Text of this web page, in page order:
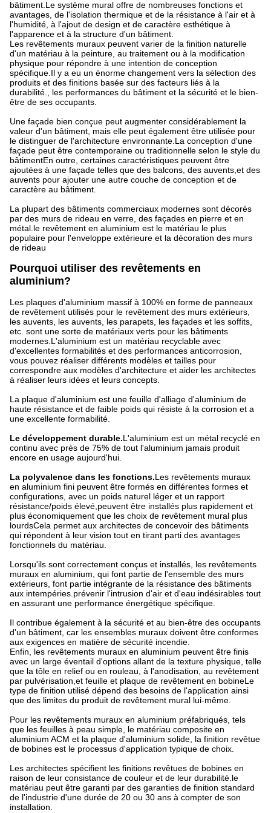
bâtiment.Le système mural offre de nombreuses fonctions et
avantages, de l'isolation thermique et de la résistance à l'air et à
l'humidité, à l'ajout de design et de caractère esthétique à
l'apparence et à la structure d'un bâtiment.
Les revêtements muraux peuvent varier de la finition naturelle
d'un matériau à la peinture, au traitement ou à la modification
physique pour répondre à une intention de conception
spécifique.Il y a eu un énorme changement vers la sélection des
produits et des finitions basée sur des facteurs liés à la
durabilité., les performances du bâtiment et la sécurité et le bien-
être de ses occupants.
Une façade bien conçue peut augmenter considérablement la
valeur d'un bâtiment, mais elle peut également être utilisée pour
le distinguer de l'architecture environnante.La conception d'une
façade peut être contemporaine ou traditionnelle selon le style du
bâtimentEn outre, certaines caractéristiques peuvent être
ajoutées à une façade telles que des balcons, des auvents,et des
auvents pour ajouter une autre couche de conception et de
caractère au bâtiment.
La plupart des bâtiments commerciaux modernes sont décorés
par des murs de rideau en verre, des façades en pierre et en
métal.le revêtement en aluminium est le matériau le plus
populaire pour l'enveloppe extérieure et la décoration des murs
de rideau
Pourquoi utiliser des revêtements en
aluminium?
Les plaques d'aluminium massif à 100% en forme de panneaux
de revêtement utilisés pour le revêtement des murs extérieurs,
les auvents, les auvents, les parapets, les façades et les soffits,
etc. sont une sorte de matériaux verts pour les bâtiments
modernes.L'aluminium est un matériau recyclable avec
d'excellentes formabilités et des performances anticorrosion,
vous pouvez réaliser différents modèles et tailles pour
correspondre aux modèles d'architecture et aider les architectes
à réaliser leurs idées et leurs concepts.
La plaque d'aluminium est une feuille d'alliage d'aluminium de
haute résistance et de faible poids qui résiste à la corrosion et a
une excellente formabilité.
Le développement durable.L'aluminium est un métal recyclé en
continu avec près de 75% de tout l'aluminium jamais produit
encore en usage aujourd'hui.
La polyvalence dans les fonctions.Les revêtements muraux
en aluminium fini peuvent être formés en différentes formes et
configurations, avec un poids naturel léger et un rapport
résistance/poids élevé,peuvent être installés plus rapidement et
plus économiquement que les choix de revêtement mural plus
lourdsCela permet aux architectes de concevoir des bâtiments
qui répondent à leur vision tout en tirant parti des avantages
fonctionnels du matériau.
Lorsqu'ils sont correctement conçus et installés, les revêtements
muraux en aluminium, qui font partie de l'ensemble des murs
extérieurs, font partie intégrante de la résistance des bâtiments
aux intempéries.prévenir l'intrusion d'air et d'eau indésirables tout
en assurant une performance énergétique spécifique.
Il contribue également à la sécurité et au bien-être des occupants
d'un bâtiment, car les ensembles muraux doivent être conformes
aux exigences en matière de sécurité incendie.
Enfin, les revêtements muraux en aluminium peuvent être finis
avec un large éventail d'options allant de la texture physique, telle
que la tôle en relief ou en rouleau, à l'anodisation, au revêtement
par pulvérisation,et feuille et plaque de revêtement en bobineLe
type de finition utilisé dépend des besoins de l'application ainsi
que des limites du produit de revêtement mural lui-même.
Pour les revêtements muraux en aluminium préfabriqués, tels
que les feuilles à peau simple, le matériau composite en
aluminium ACM et la plaque d'aluminium solide, la finition revêtue
de bobines est le processus d'application typique de choix.
Les architectes spécifient les finitions revêtues de bobines en
raison de leur consistance de couleur et de leur durabilité.le
matériau peut être garanti par des garanties de finition standard
de l'industrie d'une durée de 20 ou 30 ans à compter de son
installation.